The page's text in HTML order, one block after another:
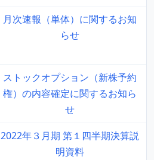
月次速報（単体）に関するお知
らせ
ストックオプション（新株予約
権）の内容確定に関するお知ら
せ
2022年３月期 第１四半期決算説
明資料